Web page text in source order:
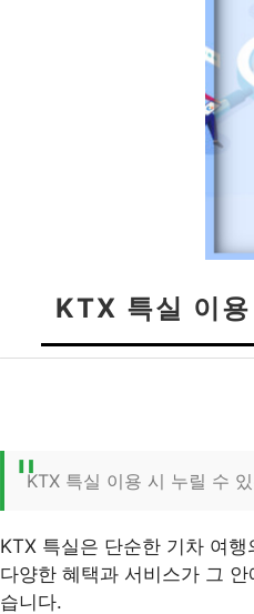
KTX 특실 이
KTX 특실 이용 시 누릴 수
KTX 특실은 단순한 기차 여
다양한 혜택과 서비스가 그
습니다.